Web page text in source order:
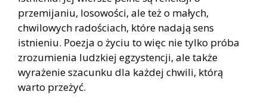
przemijaniu, losowości, ale też o małych,
chwilowych radościach, które nadają sens
istnieniu. Poezja o życiu to więc nie tylko próba
zrozumienia ludzkiej egzystencji, ale także
wyrażenie szacunku dla każdej chwili, którą
warto przeżyć.